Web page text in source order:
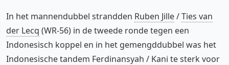
In het mannendubbel strandden Ruben Jille/Ties van
der Lecq (WR-56) in de tweede ronde tegen een
Indonesisch koppel en in het gemengddubbel was het
Indonesische tandem Ferdinansyah / Kani te sterk voor